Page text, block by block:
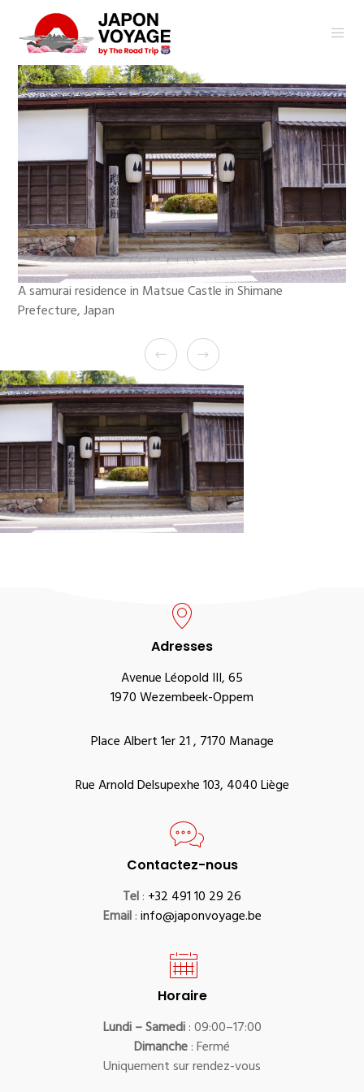
A samurai residence in Matsue Castle in Shimane
Prefecture, Japan
Adresses
Avenue Léopold III, 65
1970 Wezembeek-Oppem
Place Albert 1er 21 , 7170 Manage
Rue Arnold Delsupexhe 103, 4040 Liège
Contactez-nous
Tel: +32 491 10 29 26
Email:info@japonvoyage.be
Horaire
Lundi – Samedi: 09:00–17:00
Dimanche: Fermé
Uniquement sur rendez-vous